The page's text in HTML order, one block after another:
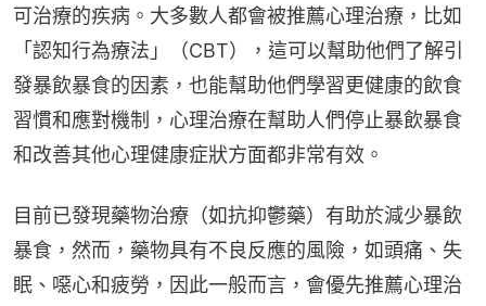
可治療的疾病。大多數人都會被推薦心理治療，比如
「認知行為療法」（CBT），這可以幫助他們了解引
發暴飲暴食的因素，也能幫助他們學習更健康的飲食
習慣和應對機制，心理治療在幫助人們停止暴飲暴食
和改善其他心理健康症狀方面都非常有效。
目前已發現藥物治療（如抗抑鬱藥）有助於減少暴飲
暴食，然而，藥物具有不良反應的風險，如頭痛、失
眠、噁心和疲勞，因此一般而言，會優先推薦心理治